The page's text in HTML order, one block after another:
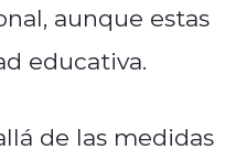
aunque estas
educativa.
de las medidas